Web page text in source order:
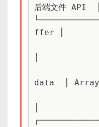
后端文件 API  │
ffer │
data  │